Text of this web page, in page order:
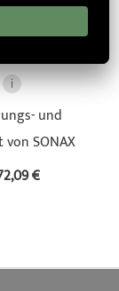
und
von SONAX
€